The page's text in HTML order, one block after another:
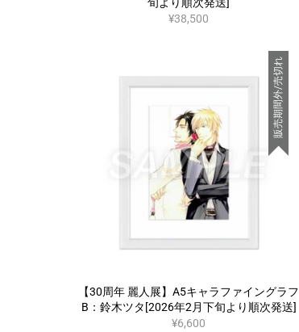
¥38,500
販売期間外/売切れ
【30周年 麗人展】A5キャラファイングラフ
B：鈴木ツタ[2026年2月下旬より順次発送]
¥6,600